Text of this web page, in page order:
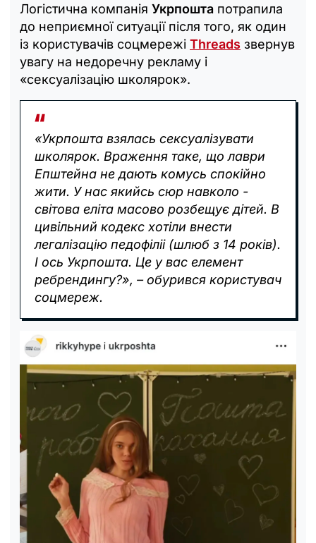
Логістична компанія Укрпошта потрапила
до неприємної ситуації після того, як один
із користувачів соцмережі Threads звернув
увагу на недоречну рекламу і
«сексуалізацію школярок».
«Укрпошта взялась сексуалізувати
школярок. Враження таке, що лаври
Епштейна не дають комусь спокійно
жити. У нас якийсь сюр навколо -
світова еліта масово розбещує дітей. В
цивільний кодекс хотіли внести
легалізацію педофіліі (шлюб з 14 років).
І ось Укрпошта. Це у вас елемент
ребрендингу?», – обурився користувач
соцмереж.